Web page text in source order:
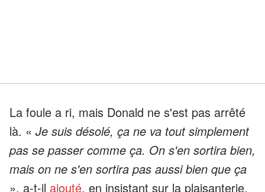
La foule a ri, mais Donald ne s'est pas arrêté
là. « Je suis désolé, ça ne va tout simplement
pas se passer comme ça. On s'en sortira bien,
mais on ne s'en sortira pas aussi bien que ça
», a-t-il ajouté, en insistant sur la plaisanterie.